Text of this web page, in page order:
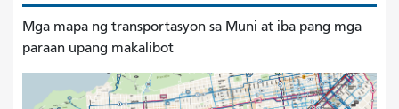
Mga mapa ng transportasyon sa Muni at iba pang mga
paraan upang makalibot